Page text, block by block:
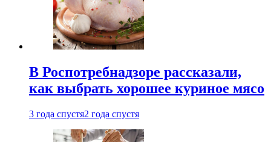
В Роспотребнадзоре рассказали,
как выбрать хорошее куриное мясо
3 года спустя2 года спустя